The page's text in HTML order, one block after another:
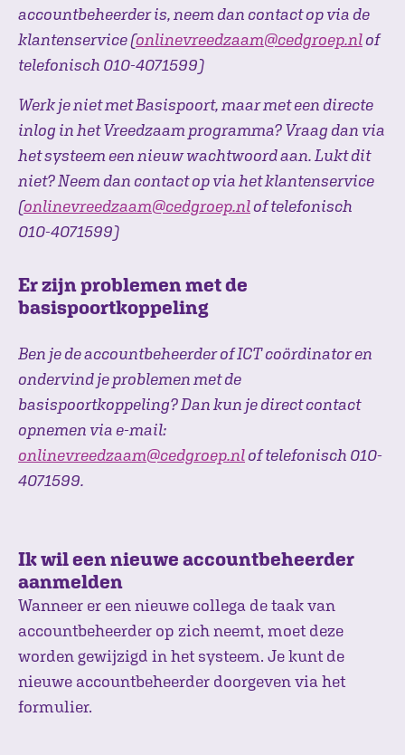
accountbeheerder is, neem dan contact op via de
klantenservice (onlinevreedzaam@cedgroep.nlof
telefonisch 010-4071599)
Werk je niet met Basispoort, maar met een directe
inlog in het Vreedzaam programma? Vraag dan via
het systeem een nieuw wachtwoord aan. Lukt dit
niet? Neem dan contact op via het klantenservice
(onlinevreedzaam@cedgroep.nlof telefonisch
010-4071599)
Er zijn problemen met de
basispoortkoppeling
Ben je de accountbeheerder of ICT coördinator en
ondervind je problemen met de
basispoortkoppeling? Dan kun je direct contact
opnemen via e-mail:
onlinevreedzaam@cedgroep.nlof telefonisch 010-
4071599.
Ik wil een nieuwe accountbeheerder
aanmelden
Wanneer er een nieuwe collega de taak van
accountbeheerder op zich neemt, moet deze
worden gewijzigd in het systeem. Je kunt de
nieuwe accountbeheerder doorgeven via het
formulier.